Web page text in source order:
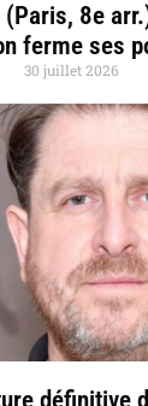
8e
ferme ses
30 juillet 2026